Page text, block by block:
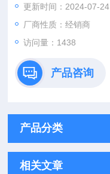
更新时间：2024-07-24
厂商性质：经销商
访问量：1438
产品咨询
产品分类
相关文章